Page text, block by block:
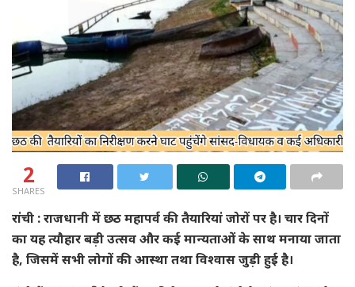
2
SHARES
रांची : राजधानी में छठ महापर्व की तैयारियां जोरों पर है। चार दिनों
का यह त्यौहार बड़ी उत्सव और कई मान्यताओं के साथ मनाया जाता
है, जिसमें सभी लोगों की आस्था तथा विश्वास जुड़ी हुई है।‌